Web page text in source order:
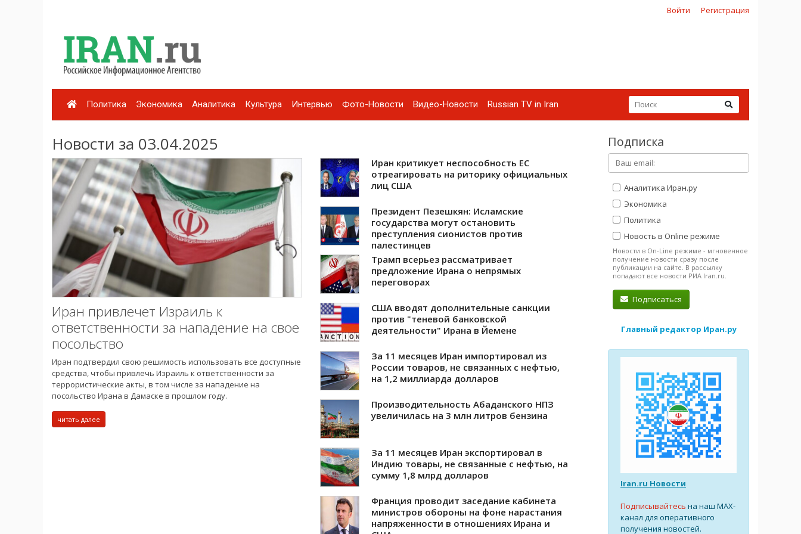
Войти Регистрация
Политика Экономика Аналитика Культура Интервью Фото-Новости Видео-Новости Russian TV in Iran
Новости за 03.04.2025
Иран привлечет Израиль к
ответственности за нападение на свое
посольство
Иран подтвердил свою решимость использовать все доступные
средства, чтобы привлечь Израиль к ответственности за
террористические акты, в том числе за нападение на
посольство Ирана в Дамаске в прошлом году.
читать далее
Иран критикует неспособность ЕС
отреагировать на риторику официальных
лиц США
Президент Пезешкян: Исламские
государства могут остановить
преступления сионистов против
палестинцев
Трамп всерьез рассматривает
предложение Ирана о непрямых
переговорах
США вводят дополнительные санкции
против "теневой банковской
деятельности" Ирана в Йемене
За 11 месяцев Иран импортировал из
России товаров, не связанных с нефтью,
на 1,2 миллиарда долларов
Производительность Абаданского НПЗ
увеличилась на 3 млн литров бензина
За 11 месяцев Иран экспортировал в
Индию товары, не связанные с нефтью, на
сумму 1,8 млрд долларов
Франция проводит заседание кабинета
министров обороны на фоне нарастания
напряженности в отношениях Ирана и
Подписка
Аналитика Иран.ру
Экономика
Политика
Новость в Online режиме
Новости в On-Line режиме - мгновенное
получение новости сразу после
публикации на сайте. В рассылку
попадают все новости РИА Iran.ru.
Подписаться
Главный редактор Иран.ру
Iran.ru Новости
Подписывайтесь на наш MAX-
канал для оперативного
получения новостей.